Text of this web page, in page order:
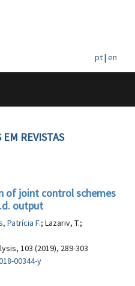
pt| en
REVISTAS
of joint control schemes
output
Patrícia F.; Lazariv, T.;
103 (2019), 289-303
00344-y